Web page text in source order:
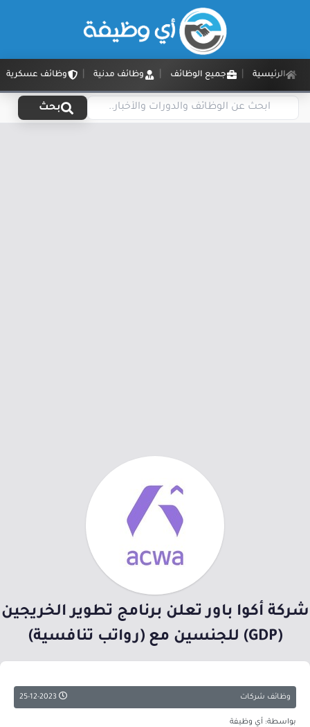
الرئيسية جميع الوظائف وظائف مدنية وظائف عسكرية
بحث
شركة أكوا باور تعلن برنامج تطوير الخريجين
(GDP) للجنسين مع (رواتب تنافسية)
وظائف شركات
بواسطة: أي وظيفة